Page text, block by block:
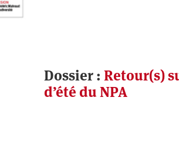
Dossier : Retour(s)
d’été du NPA